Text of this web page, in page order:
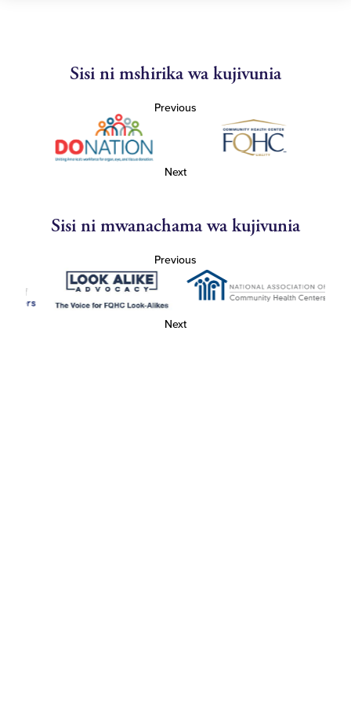
Sisi ni mshirika wa kujivunia
Previous
Next
Sisi ni mwanachama wa kujivunia
Previous
Next